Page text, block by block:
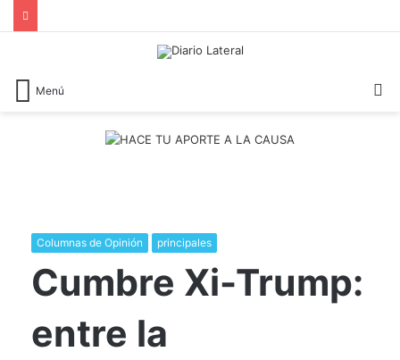
Menú
Columnas de Opinión principales
​Cumbre Xi-Trump:
entre la